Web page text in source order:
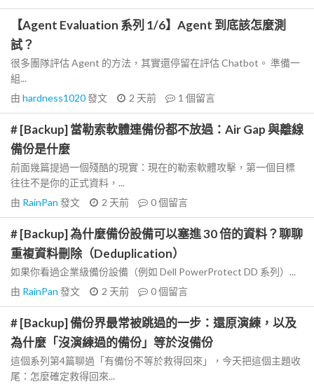
【Agent Evaluation 系列 1/6】Agent 到底該怎麼測
試？
很多團隊評估 Agent 的方法，其實還停留在評估 Chatbot。 準備一
組...
由 hardness1020發文 2 天前 1 個留言
# [Backup] 當勒索軟體連備份都不放過：Air Gap 與離線
備份是什麼
前面幾篇提過一個殘酷的現實：現在的勒索軟體攻擊，第一個目標
往往不是你的正式資料，...
由 RainPan 發文 2 天前 0個留言
# [Backup] 為什麼備份設備可以塞進 30 倍的資料？聊聊
重複資料刪除（Deduplication）
如果你看過企業級備份設備（例如 Dell PowerProtect DD 系列）...
由 RainPan 發文 2 天前 0個留言
# [Backup] 備份界最常被跳過的一步：還原演練，以及
為什麼「沒演練過的備份」等於沒備份
這個系列第4篇聊過「有備份不等於救得回來」，今天把這個主題收
尾：怎麼確定救得回來...